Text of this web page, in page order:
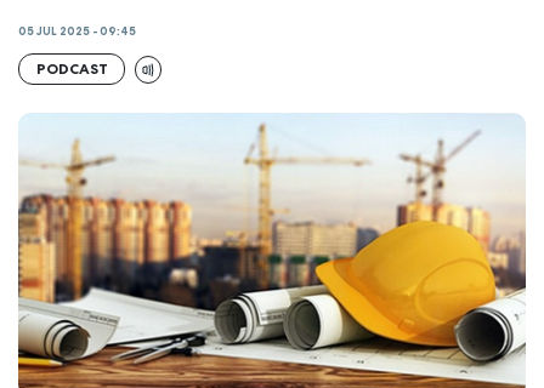
05 JUL 2025 - 09:45
PODCAST